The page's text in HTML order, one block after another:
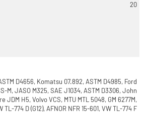
20
D4656, Komatsu 07.892, ASTM D4985, Ford
M, JASO M325, SAE J1034, ASTM D3306, John
JDM H5, Volvo VCS, MTU MTL 5048, GM 6277M,
TL-774 D (G12), AFNOR NFR 15-601, VW TL-774 F